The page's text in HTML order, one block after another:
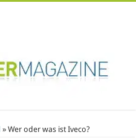
» Wer oder was ist Iveco?